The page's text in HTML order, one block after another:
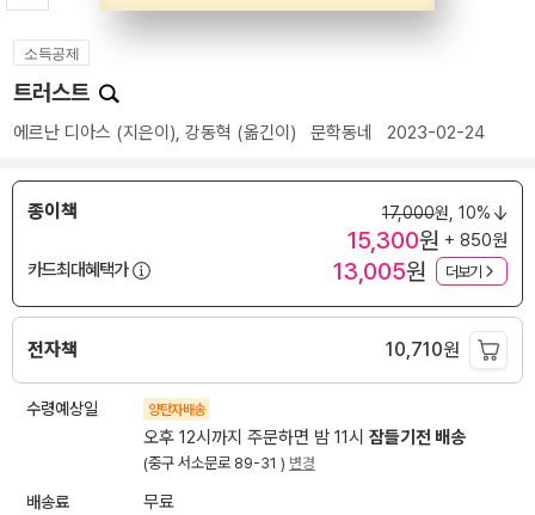
소득공제
트러스트
에르난 디아스 (지은이), 강동혁 (옮긴이) 문학동네 2023-02-24
종이책 17,000원, 10%
15,300원 + 850원
카드최대혜택가
13,005원 더보기
전자책 10,710원
수령예상일 양탄자배송
오후 12시까지 주문하면 밤 11시 잠들기전 배송
(중구 서소문로 89-31 ) 변경
배송료 무료